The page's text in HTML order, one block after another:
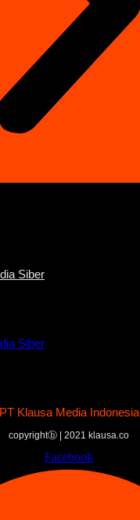
Siber
Siber
PT Klausa Media Indonesia
copyrightⓑ | 2021 klausa.co
Facebook